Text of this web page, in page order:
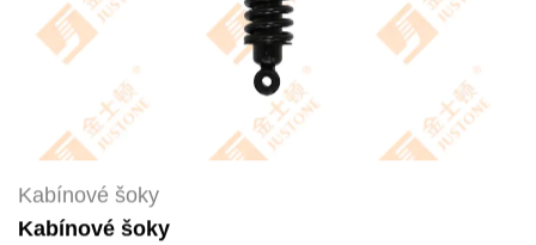
Kabínové šoky
Kabínové šoky